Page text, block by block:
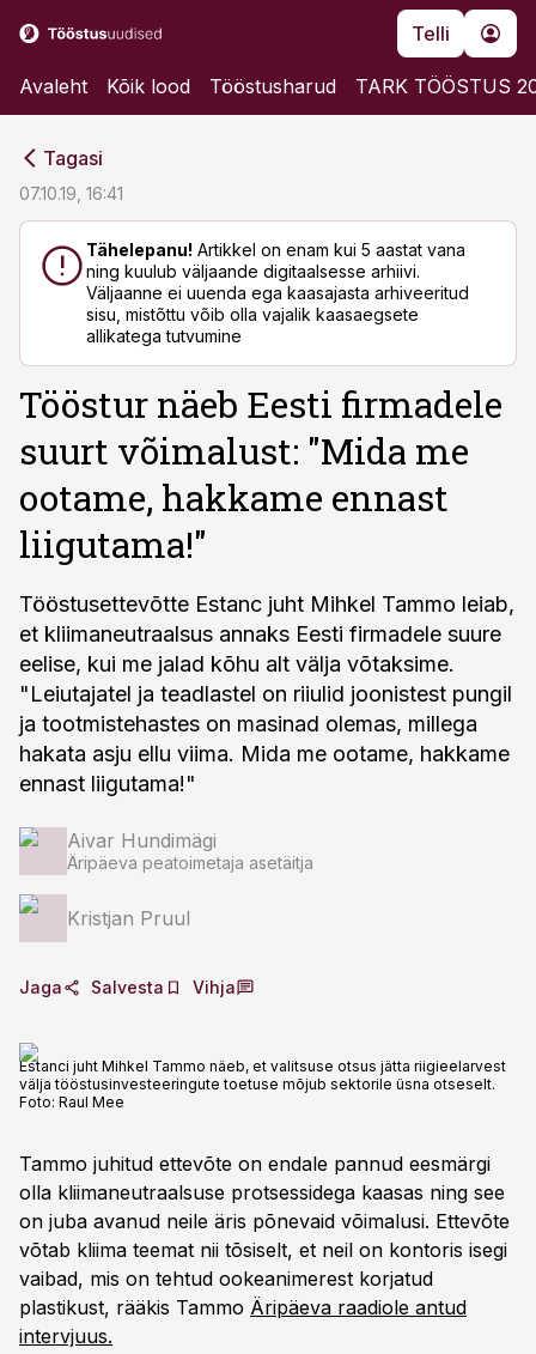
Telli
Avaleht Kõik lood Tööstusharud TARK TÖÖSTUS
Tagasi
07.10.19, 16:41
Tähelepanu! Artikkel on enam kui 5 aastat vana
ning kuulub väljaande digitaalsesse arhiivi.
Väljaanne ei uuenda ega kaasajasta arhiveeritud
sisu, mistõttu võib olla vajalik kaasaegsete
allikatega tutvumine
Tööstur näeb Eesti firmadele
suurt võimalust: "Mida me
ootame, hakkame ennast
liigutama!"
Tööstusettevõtte Estanc juht Mihkel Tammo leiab,
et kliimaneutraalsus annaks Eesti firmadele suure
eelise, kui me jalad kõhu alt välja võtaksime.
"Leiutajatel ja teadlastel on riiulid joonistest pungil
ja tootmistehastes on masinad olemas, millega
hakata asju ellu viima. Mida me ootame, hakkame
ennast liigutama!"
Aivar Hundimägi
Äripäeva peatoimetaja asetäitja
Kristjan Pruul
Jaga Salvesta Vihja
Estanci juht Mihkel Tammo näeb, et valitsuse otsus jätta riigieelarvest
välja tööstusinvesteeringute toetuse mõjub sektorile üsna otseselt.
Foto: Raul Mee
Tammo juhitud ettevõte on endale pannud eesmärgi
olla kliimaneutraalsuse protsessidega kaasas ning see
on juba avanud neile äris põnevaid võimalusi. Ettevõte
võtab kliima teemat nii tõsiselt, et neil on kontoris isegi
vaibad, mis on tehtud ookeanimerest korjatud
plastikust, rääkis Tammo Äripäeva raadiole antud
intervjuus.